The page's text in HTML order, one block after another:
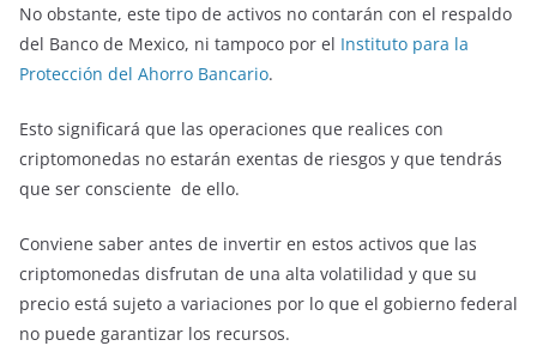
No obstante, este tipo de activos no contarán con el respaldo
del Banco de Mexico, ni tampoco por el Instituto para la
Protección del Ahorro Bancario.
Esto significará que las operaciones que realices con
criptomonedas no estarán exentas de riesgos y que tendrás
que ser consciente de ello.
Conviene saber antes de invertir en estos activos que las
criptomonedas disfrutan de una alta volatilidad y que su
precio está sujeto a variaciones por lo que el gobierno federal
no puede garantizar los recursos.